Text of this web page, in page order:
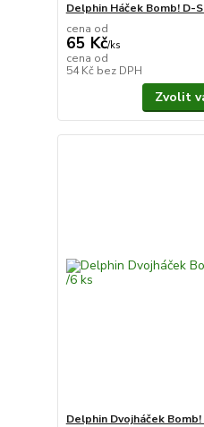
Delphin Háček Bomb! D-
cena od
65 Kč/ks
cena od
54 Kč bez DPH
Zvolit
Delphin Dvojháček